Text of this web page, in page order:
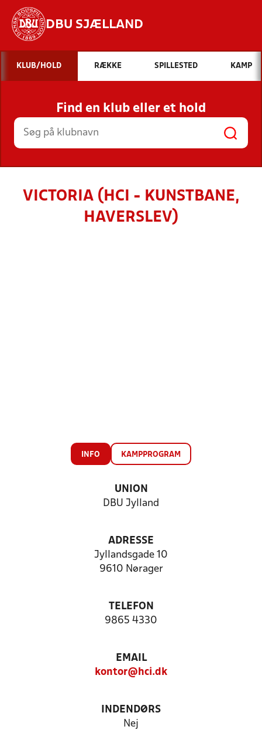
DBU SJÆLLAND
Hvad vil du søge efter?
INDHOLD OG NYHEDER
STILLINGER, RESULTATER, KLUBBER OG
HOLD
KLUB/HOLD RÆKKE SPILLESTED KAMP
Find en klub eller et hold
VICTORIA (HCI - KUNSTBANE,
HAVERSLEV)
INFO KAMPPROGRAM
UNION
DBU Jylland
ADRESSE
Jyllandsgade 10
9610 Nørager
TELEFON
9865 4330
EMAIL
kontor@hci.dk
INDENDØRS
Nej